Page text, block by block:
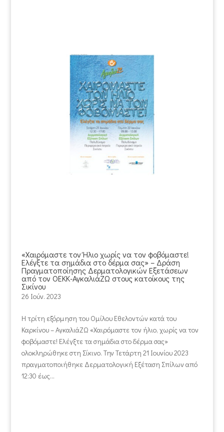
«Χαιρόμαστε τον Ήλιο χωρίς να τον φοβόμαστε!
Ελέγξτε τα σημάδια στο δέρμα σας» – Δράση
Πραγματοποίησης Δερματολογικών Εξετάσεων
από τον ΟΕΚΚ-ΑγκαλιάΖΩ στους κατοίκους της
Σικίνου
26 Ιούν. 2023
Η τρίτη εξόρμηση του Ομίλου Εθελοντών κατά του
Καρκίνου – ΑγκαλιάΖΩ «Χαιρόμαστε τον ήλιο, χωρίς να τον
φοβόμαστε! Ελέγξτε τα σημάδια στο δέρμα σας»
ολοκληρώθηκε στη Σίκινο. Την Τετάρτη 21 Ιουνίου 2023
πραγματοποιήθηκε Δερματολογική Εξέταση Σπίλων από
12:30 έως...